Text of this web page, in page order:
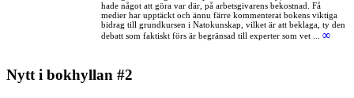
hade något att göra var där, på arbetsgivarens bekostnad. Få
medier har upptäckt och ännu färre kommenterat bokens viktiga
bidrag till grundkursen i Natokunskap, vilket är att beklaga, ty den
debatt som faktiskt förs är begränsad till experter som vet ... ∞
Nytt i bokhyllan #2